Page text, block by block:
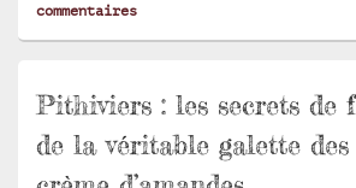
commentaires
Pithiviers : les secrets de
de la véritable galette